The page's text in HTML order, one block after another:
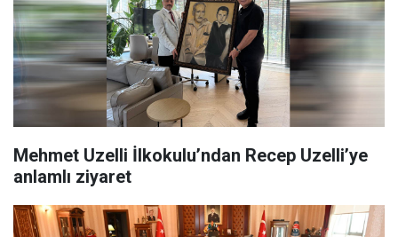
Mehmet Uzelli İlkokulu’ndan Recep Uzelli’ye
anlamlı ziyaret